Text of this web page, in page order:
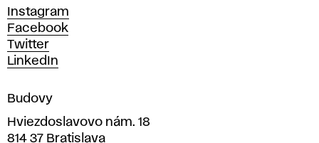
c
h
u
m
e
í
v
Instagram
Facebook
Twitter
LinkedIn
Budovy
Hviezdoslavovo nám. 18
814 37 Bratislava